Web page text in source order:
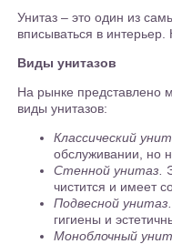
Унитаз – это один из
вписываться в
Виды унитазов
На рынке представлено
виды унитазов:
Классический
обслуживании, но
Стенной унитаз.
чистится и имеет
Подвесной унитаз.
гигиены и
Моноблочный